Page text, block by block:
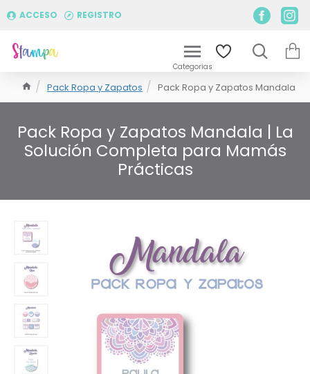
ACCESO REGISTRO
Pack Ropa y Zapatos Pack Ropa y Zapatos Mandala
Pack Ropa y Zapatos Mandala | La
Solución Completa para Mamás
Prácticas